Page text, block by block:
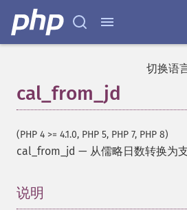
切换语
cal_from_jd
(PHP 4 >= 4.1.0, PHP 5, PHP 7, PHP 8)
cal_from_jd — 从儒略日数转换为
说明